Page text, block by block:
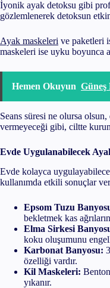
İyonik ayak detoksu gibi
gözlemlenerek detoksun
Ayak maskeleri ve paketleri
maskeleri ise uyku boyunca
Hemen Okuyun Güneş
Seans süresi ne olursa
vermeyeceği gibi, ciltte
Evde Uygulanabilecek
Evde kolayca
kullanımda etkili sonuçlar
Epsom Tuzu
bekletmek kas
Elma Sirkesi
koku oluşumunu
Karbonat Banyosu:
özelliği vardır.
Kil Maskeleri:
yıkanır.